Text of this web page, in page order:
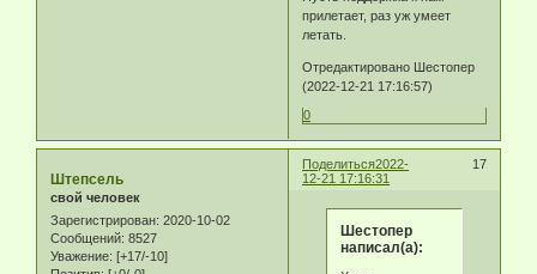
прилетает, раз уж умеет
летать.
Отредактировано Шестопер
(2022-12-21 17:16:57)
0
Поделиться 17
2022-
12-21 17:16:31
Штепсель
свой человек
Зарегистрирован: 2020-10-02
Сообщений: 8527
Уважение: [+17/-10]
Шестопер
написал(а):